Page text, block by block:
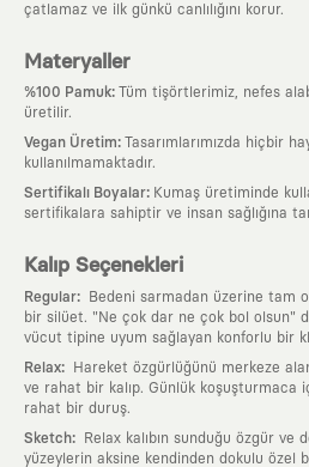
çatlamaz ve ilk günkü canlılığını korur.
Materyaller
%100 Pamuk: Tüm tişörtlerimiz, nefes
üretilir.
Vegan Üretim: Tasarımlarımızda hiçbir
kullanılmamaktadır.
Sertifikalı Boyalar: Kumaş üretiminde
sertifikalara sahiptir ve insan sağlığına
Kalıp Seçenekleri
Regular:
Bedeni sarmadan üzerine tam
bir silüet. "Ne çok dar ne çok bol olsun"
vücut tipine uyum sağlayan konforlu bir
Relax:
Hareket özgürlüğünü merkeze
ve rahat bir kalıp. Günlük koşuşturmaca
rahat bir duruş.
Sketch:
Relax kalıbın sunduğu özgür ve
yüzeylerin aksine kendinden dokulu özel